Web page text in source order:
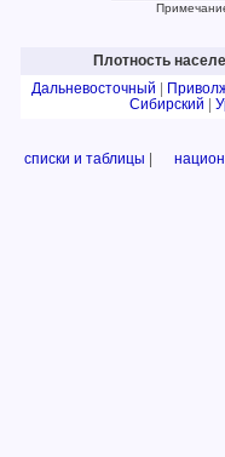
Плотность
Дальневосточный
Сибирский
списки и таблицы